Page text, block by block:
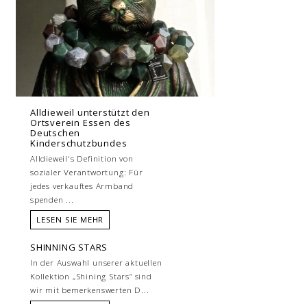
Alldieweil unterstützt den
Ortsverein Essen des
Deutschen
Kinderschutzbundes
Alldieweil's Definition von
sozialer Verantwortung: Für
jedes verkauftes Armband
spenden ...
LESEN SIE MEHR
SHINNING STARS
In der Auswahl unserer aktuellen
Kollektion „Shining Stars“ sind
wir mit bemerkenswerten D...